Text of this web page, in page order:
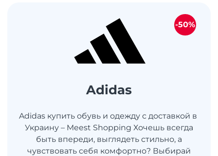
Adidas
Adidas купить обувь и одежду с доставкой в ​​
Украину – Meest Shopping Хочешь всегда
быть впереди, выглядеть стильно, а
чувствовать себя комфортно? Выбирай
-50%